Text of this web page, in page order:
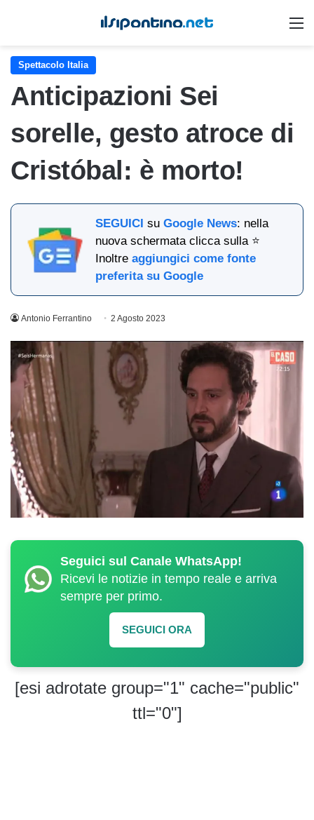
Spettacolo Italia
Anticipazioni Sei
sorelle, gesto atroce di
Cristóbal: è morto!
SEGUICI suGoogle News: nella
nuova schermata clicca sulla ⭐
Inoltreaggiungici come fonte
preferita su Google
Antonio Ferrantino 2 Agosto 2023
Seguici sul Canale WhatsApp!
Ricevi le notizie in tempo reale e arriva
sempre per primo.
SEGUICI ORA
[esi adrotate group="1" cache="public"
ttl="0"]